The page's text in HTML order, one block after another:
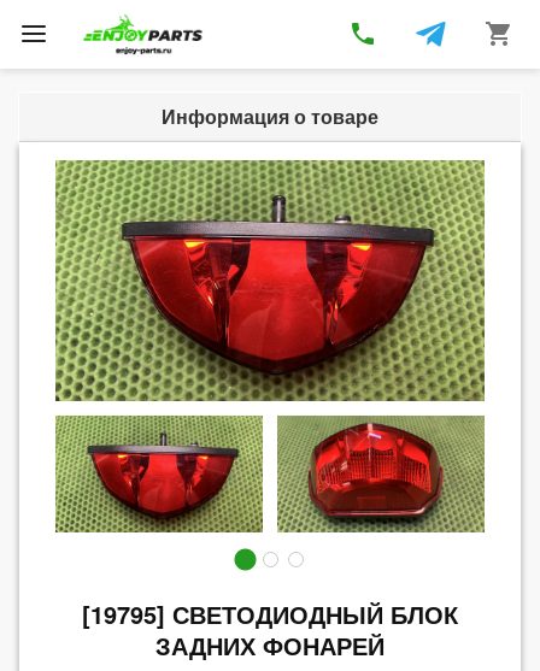
Toggle
navigation
phone shopping_cart
Информация о товаре
[19795] СВЕТОДИОДНЫЙ БЛОК
ЗАДНИХ ФОНАРЕЙ